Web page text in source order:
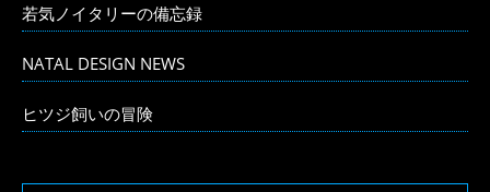
若気ノイタリーの備忘録
NATAL DESIGN NEWS
ヒツジ飼いの冒険